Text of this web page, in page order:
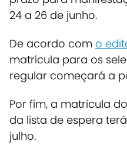
24 a 26 de junho.
De acordo com o
matrícula para os
regular começará a
Por fim, a matrícula
da lista de espera
julho.